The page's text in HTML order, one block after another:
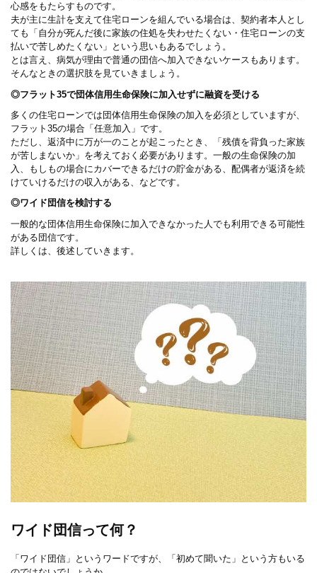
心感をもたらすものです。
夫が主に生計を支えて住宅ローンを組んでいる場合は、契約者本人とし
ても「自分が死んだ後に家族の住処を失わせたくない・住宅ローンの支
払いで苦しめたくない」という思いもあるでしょう。
とは言え、病気が理由で普通の団信へ加入できないケースもあります。
そんなときの選択肢を見ていきましょう。
◎フラット35で団体信用生命保険に加入せずに融資を受ける
多くの住宅ローンでは団体信用生命保険の加入を必須としていますが、
フラット35の場合「任意加入」です。
ただし、返済中に万が一のことが起こったとき、「残債を背負った家族
が苦しまないか」を考えておく必要があります。一般の生命保険の加
入、もしもの場合にカバーできるだけの貯金がある、配偶者が返済を続
けていけるだけの収入がある、などです。
◎ワイド団信を検討する
一般的な団体信用生命保険に加入できなかった人でも利用できる可能性
がある団信です。
詳しくは、後述していきます。
ワイド団信って何？
「ワイド団信」というワードですが、「初めて聞いた」という方もいる